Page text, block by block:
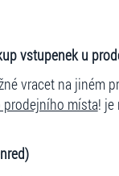
vstupenek u
vracet na jiném
prodejního místa! je